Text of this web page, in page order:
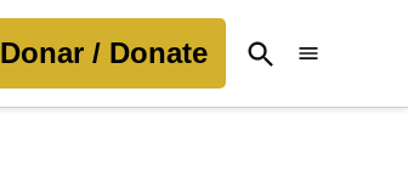
Donar / Donate
Open
Search